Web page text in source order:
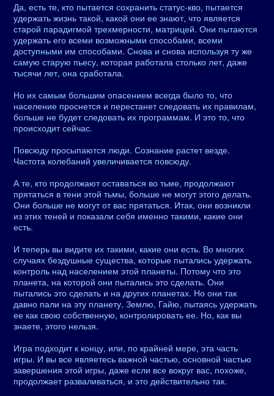
Да, есть те, кто пытается сохранить статус-кво, пытается
удержать жизнь такой, какой они ее знают, что является
старой парадигмой трехмерности, матрицей. Они пытаются
удержать его всеми возможными способами, всеми
доступными им способами. Снова и снова используя ту же
самую старую пьесу, которая работала столько лет, даже
тысячи лет, она сработала.
Но их самым большим опасением всегда было то, что
население проснется и перестанет следовать их правилам,
больше не будет следовать их программам. И это то, что
происходит сейчас.
Повсюду просыпаются люди. Сознание растет везде.
Частота колебаний увеличивается повсюду.
А те, кто продолжают оставаться во тьме, продолжают
прятаться в тени этой тьмы, больше не могут этого делать.
Они больше не могут от вас прятаться. Итак, они возникли
из этих теней и показали себя именно такими, какие они
есть.
И теперь вы видите их такими, какие они есть. Во многих
случаях бездушные существа, которые пытались удержать
контроль над населением этой планеты. Потому что это
планета, на которой они пытались это сделать. Они
пытались это сделать и на других планетах. Но они так
давно пали на эту планету, Землю, Гайю, пытаясь удержать
ее как свою собственную, контролировать ее. Но, как вы
знаете, этого нельзя.
Игра подходит к концу, или, по крайней мере, эта часть
игры. И вы все являетесь важной частью, основной частью
завершения этой игры, даже если все вокруг вас, похоже,
продолжает разваливаться, и это действительно так.